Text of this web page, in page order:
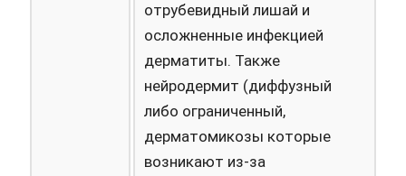
отрубевидный лишай и
осложненные инфекцией
дерматиты. Также
нейродермит (диффузный
либо ограниченный,
дерматомикозы которые
возникают из-за